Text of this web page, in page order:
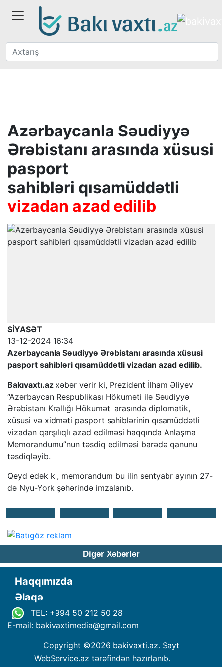
Azərbaycanla Səudiyyə
Ərəbistanı arasında xüsusi
pasport
sahibləri qısamüddətli
vizadan azad edilib
SİYASƏT
13-12-2024 16:34
Azərbaycanla Səudiyyə Ərəbistanı arasında xüsusi
pasport sahibləri qısamüddətli vizadan azad edilib.
Bakıvaxtı.az xəbər verir ki, Prezident İlham Əliyev
“Azərbaycan Respublikası Hökuməti ilə Səudiyyə
Ərəbistanı Krallığı Hökuməti arasında diplomatik,
xüsusi və xidməti pasport sahiblərinin qısamüddətli
vizadan qarşılıqlı azad edilməsi haqqında Anlaşma
Memorandumu”nun təsdiq edilməsi barədə qanunu
təsdiqləyib.
Qeyd edək ki, memorandum bu ilin sentyabr ayının 27-
də Nyu-York şəhərində imzalanıb.
Digər Xəbərlər
Haqqımızda
Əlaqə
TEL: +994 50 212 50 28
E-mail: bakivaxtimedia@gmail.com
Copyright ©2026 bakivaxti.az. Sayt
WebService.az tərəfindən hazırlanıb.